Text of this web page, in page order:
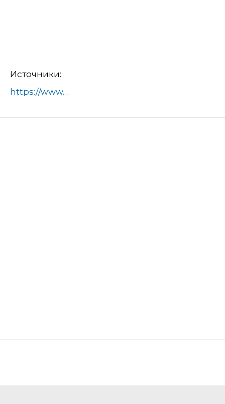
Источники:
https://www.ramenskoye.ru/novosti/70-mezhmunitsipalnoe-upravlenie-mvd-rossii-ramenskoe/30710-sotrudniki-dps-i-ramenskie-aktivisty-proveli-sovmestnye-profilakticheskie-rejdy-na-dorogakh